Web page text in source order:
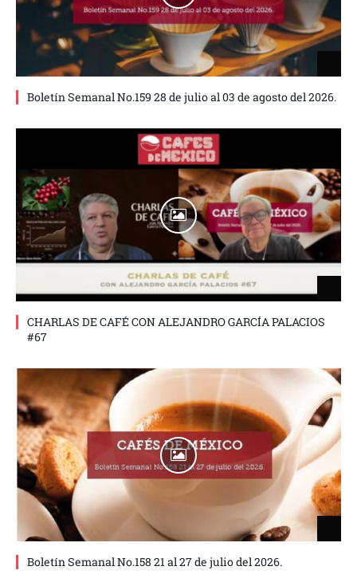
Boletín Semanal No.159 28 de julio al 03 de agosto del 2026.
CHARLAS DE CAFÉ CON ALEJANDRO GARCÍA PALACIOS
#67
Boletín Semanal No.158 21 al 27 de julio del 2026.